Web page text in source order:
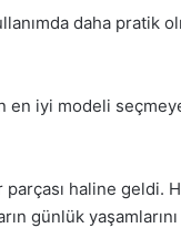
daha pratik
iyi modeli seçmeye
haline geldi.
günlük